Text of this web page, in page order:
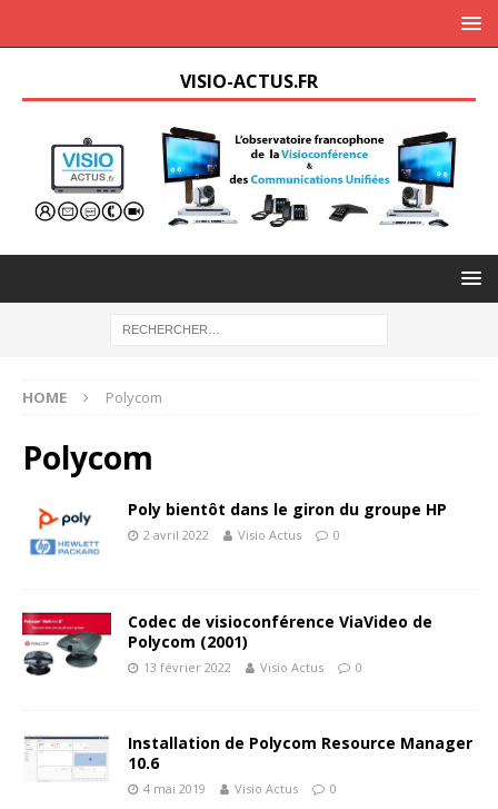
VISIO-ACTUS.FR
HOME Polycom
Polycom
Poly bientôt dans le giron du groupe HP
2 avril 2022 Visio Actus 0
Codec de visioconférence ViaVideo de
Polycom (2001)
13 février 2022 Visio Actus 0
Installation de Polycom Resource Manager
10.6
4 mai 2019 Visio Actus 0